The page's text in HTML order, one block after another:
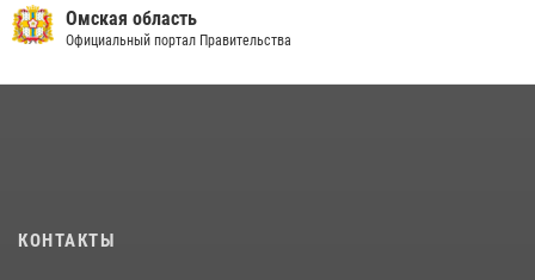
Росгвардия подвела итоги добровольной сдачи оружия в Омской
области
Руси в Омске
Омская область
Официальный портал Правительства
КОНТАКТЫ